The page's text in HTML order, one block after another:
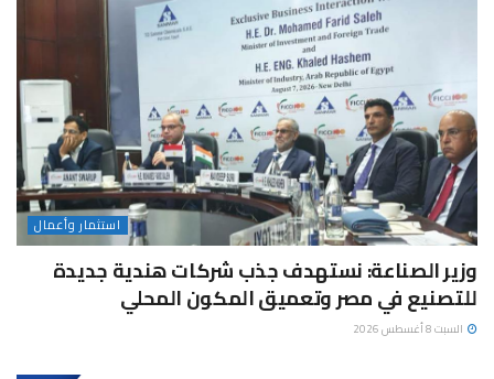
استثمار وأعمال
وزير الصناعة: نستهدف جذب شركات هندية جديدة
للتصنيع في مصر وتعميق المكون المحلي
السبت 8 أغسطس 2026